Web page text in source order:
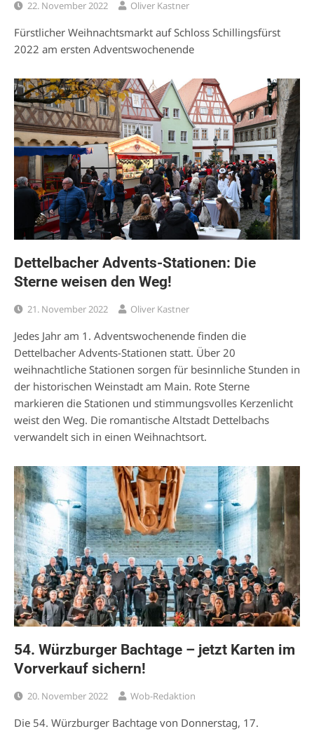
22. November 2022 Oliver Kastner
Fürstlicher Weihnachtsmarkt auf Schloss Schillingsfürst
2022 am ersten Adventswochenende
Dettelbacher Advents-Stationen: Die
Sterne weisen den Weg!
21. November 2022 Oliver Kastner
Jedes Jahr am 1. Adventswochenende finden die
Dettelbacher Advents-Stationen statt. Über 20
weihnachtliche Stationen sorgen für besinnliche Stunden in
der historischen Weinstadt am Main. Rote Sterne
markieren die Stationen und stimmungsvolles Kerzenlicht
weist den Weg. Die romantische Altstadt Dettelbachs
verwandelt sich in einen Weihnachtsort.
54. Würzburger Bachtage – jetzt Karten im
Vorverkauf sichern!
20. November 2022 Wob-Redaktion
Die 54. Würzburger Bachtage von Donnerstag, 17.